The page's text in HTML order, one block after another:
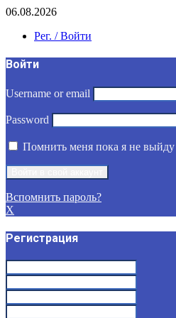
06.08.2026
Рег. / Войти
Войти
Username or email
Password
Помнить меня пока я не выйду
Вспомнить пароль?
X
Регистрация